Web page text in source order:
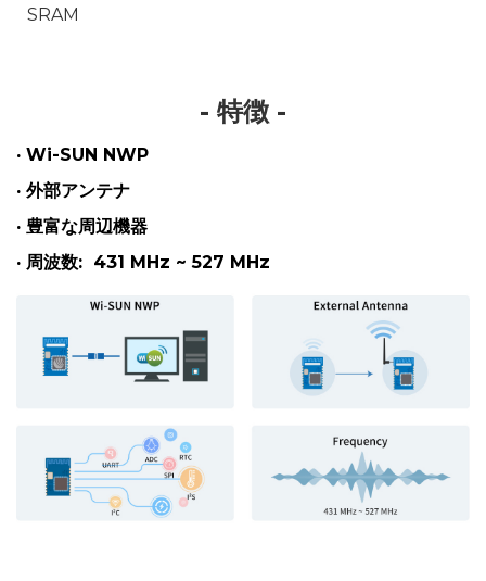
SRAM
- 特徴 -
· Wi-SUN NWP
· 外部アンテナ
· 豊富な周辺機器
· 周波数: 431 MHz ~ 527 MHz